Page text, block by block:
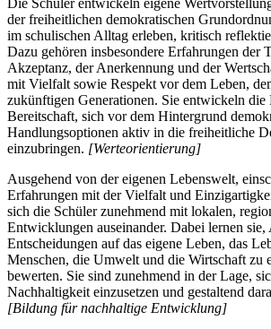
der freiheitlichen demokratischen
im schulischen Alltag erleben, kritisch
Dazu gehören insbesondere Erfahrungen der
Akzeptanz, der Anerkennung und der
mit Vielfalt sowie Respekt vor dem Leben,
zukünftigen Generationen. Sie entwickeln die
Bereitschaft, sich vor dem Hintergrund
Handlungsoptionen aktiv in die freiheitliche
einzubringen. [Werteorientierung]
Ausgehend von der eigenen Lebenswelt,
Erfahrungen mit der Vielfalt und
sich die Schüler zunehmend mit lokalen,
Entwicklungen auseinander. Dabei lernen
Entscheidungen auf das eigene Leben, das
Menschen, die Umwelt und die Wirtschaft zu
bewerten. Sie sind zunehmend in der Lage,
Nachhaltigkeit einzusetzen und gestaltend
[Bildung für nachhaltige Entwicklung]